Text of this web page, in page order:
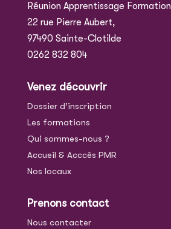
Réunion Apprentissage Formation
22 rue Pierre Aubert,
97490 Sainte-Clotilde
0262 832 804
Venez découvrir
Dossier d’inscription
Les formations
Qui sommes-nous ?
Accueil & Acccès PMR
Nos locaux
Prenons contact
Nous contacter